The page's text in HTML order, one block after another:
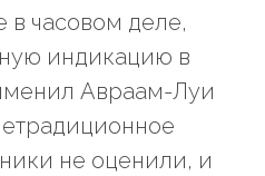
в часовом деле,
индикацию в
Авраам-Луи
не оценили, и